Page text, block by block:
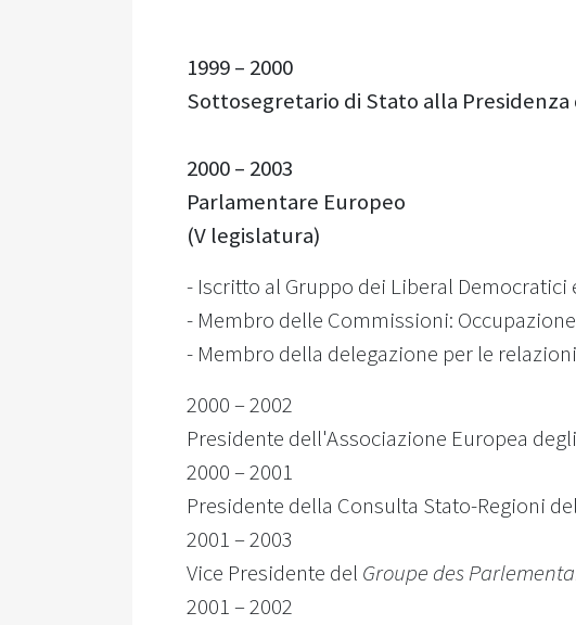
1999 – 2000
Sottosegretario di Stato alla
2000 – 2003
Parlamentare Europeo
(V legislatura)
- Iscritto al Gruppo dei Liberal Democratici
- Membro delle Commissioni:
- Membro della delegazione per le
2000 – 2002
Presidente dell'Associazione Europea
2000 – 2001
Presidente della Consulta Stato-Regioni
2001 – 2003
Vice Presidente del Groupe des
2001 – 2002